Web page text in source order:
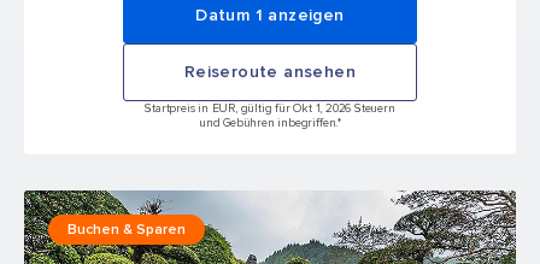
Datum 1 anzeigen
Reiseroute ansehen
Startpreis in EUR, gültig für Okt 1, 2026 Steuern
und Gebühren inbegriffen.*
Buchen & Sparen